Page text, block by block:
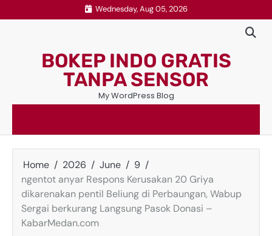
to
Wednesday, Aug 05, 2026
BOKEP INDO GRATIS
TANPA SENSOR
My WordPress Blog
Home 2026 June
9
ngentot anyar Respons Kerusakan 20 Griya
dikarenakan pentil Beliung di Perbaungan, Wabup
Sergai berkurang Langsung Pasok Donasi –
KabarMedan.com